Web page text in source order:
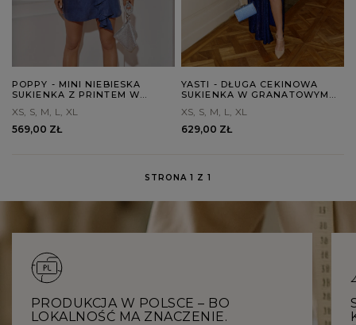
POPPY - MINI NIEBIESKA
SUKIENKA Z PRINTEM W
XS S M L XL
569,00 ZŁ
YASTI - DŁUGA CEKINOWA
SUKIENKA W GRANATOWYM
XS S M L XL
629,00 ZŁ
STRONA 1 Z 1
PRODUKCJA W POLSCE – BO
LOKALNOŚĆ MA ZNACZENIE.